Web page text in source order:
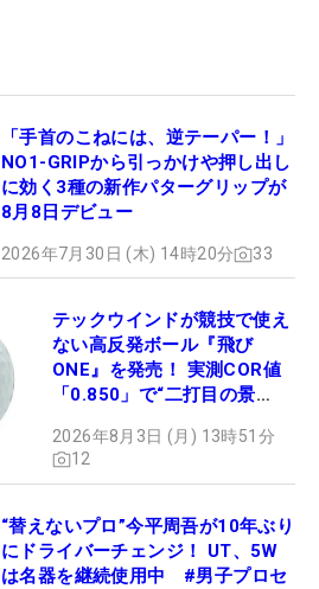
「手首のこねには、逆テーパー！」
NO1-GRIPから引っかけや押し出し
に効く3種の新作パターグリップが
8月8日デビュー
2026年7月30日 (木) 14時20分 33
テックウインドが競技で使え
ない高反発ボール『飛び
ONE』を発売！ 実測COR値
「0.850」で“二打目の景
2026年8月3日 (月) 13時51分
12
“替えないプロ”今平周吾が10年ぶり
にドライバーチェンジ！ UT、5W
は名器を継続使用中 #男子プロセ